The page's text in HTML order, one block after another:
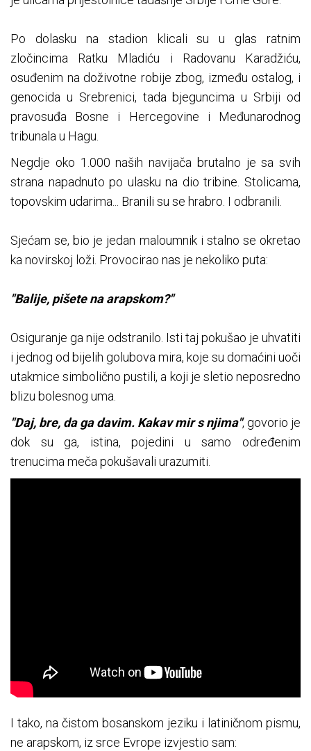
Po dolasku na stadion klicali su u glas ratnim
zločincima Ratku Mladiću i Radovanu Karadžiću,
osuđenim na doživotne robije zbog, između ostalog, i
genocida u Srebrenici, tada bjeguncima u Srbiji od
pravosuđa Bosne i Hercegovine i Međunarodnog
tribunala u Hagu.
Negdje oko 1.000 naših navijača brutalno je sa svih
strana napadnuto po ulasku na dio tribine. Stolicama,
topovskim udarima... Branili su se hrabro. I odbranili.
Sjećam se, bio je jedan maloumnik i stalno se okretao
ka novirskoj loži. Provocirao nas je nekoliko puta:
"Balije, pišete na arapskom?"
Osiguranje ga nije odstranilo. Isti taj pokušao je uhvatiti
i jednog od bijelih golubova mira, koje su domaćini uoči
utakmice simbolično pustili, a koji je sletio neposredno
blizu bolesnog uma.
"Daj, bre, da ga davim. Kakav mir s njima", govorio je
dok su ga, istina, pojedini u samo određenim
trenucima meča pokušavali urazumiti.
I tako, na čistom bosanskom jeziku i latiničnom pismu,
ne arapskom, iz srce Evrope izvjestio sam: